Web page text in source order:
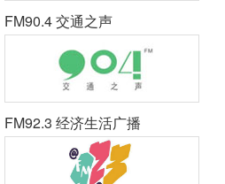
FM90.4 交通之声
FM92.3 经济生活广播